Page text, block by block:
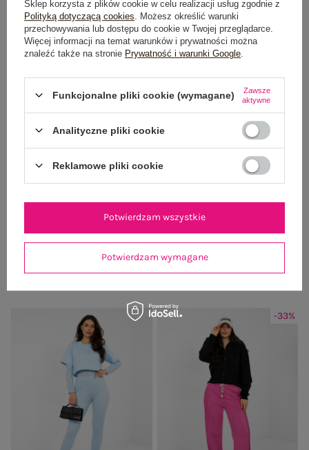
Pastelowe różowe gładkie legginsy
na palec RUE PARIS
Jasnobeżowe legginsy zakładane na
palec RUE PARIS
-33%
Sklep korzysta z plików cookie w celu realizacji usług zgodnie z
Polityką dotyczącą cookies . Możesz określić warunki
przechowywania lub dostępu do cookie w Twojej przeglądarce.
Więcej informacji na temat warunków i prywatności można
znaleźć także na stronie Prywatność i warunki Google
Funkcjonalne pliki cookie (wymagane)
Zawsze
aktywne
Analityczne pliki cookie
Reklamowe pliki cookie
Potwierdzam wymagane
Potwierdzam wszystkie